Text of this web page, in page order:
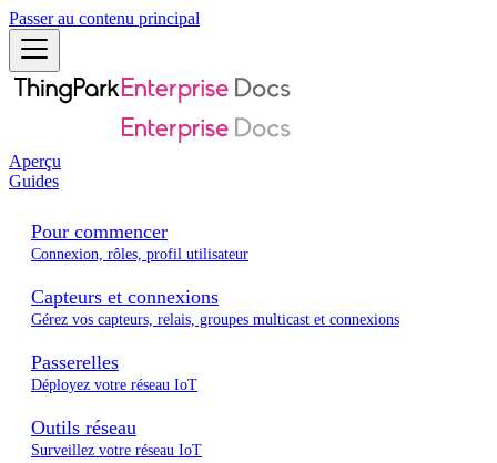
Passer au contenu principal
Aperçu
Guides
Pour commencer
Connexion, rôles, profil utilisateur
Capteurs et connexions
Gérez vos capteurs, relais, groupes multicast et connexions
Passerelles
Déployez votre réseau IoT
Outils réseau
Surveillez votre réseau IoT